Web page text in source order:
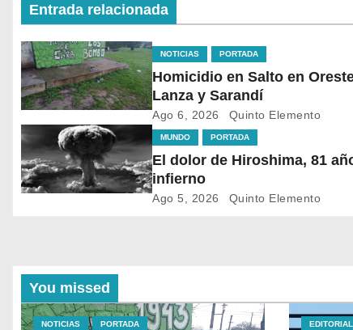
Entrada relacionada
NOTICIAS PORTADA
Homicidio en Salto en Orestes
Lanza y Sarandí
Ago 6, 2026 Quinto Elemento
MUNDO PORTADA
El dolor de Hiroshima, 81 años del
infierno
Ago 5, 2026 Quinto Elemento
You missed
NOTICIAS PORTADA EDITORIAL